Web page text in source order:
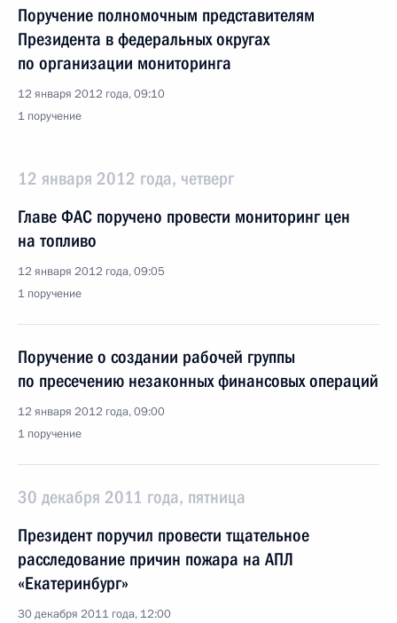
Поручение полномочным представителям
Президента в федеральных округах
по организации мониторинга
12 января 2012 года, 09:10
1 поручение
12 января 2012 года, четверг
Главе ФАС поручено провести мониторинг цен
на топливо
12 января 2012 года, 09:05
1 поручение
Поручение о создании рабочей группы
по пресечению незаконных финансовых операций
12 января 2012 года, 09:00
1 поручение
30 декабря 2011 года, пятница
Президент поручил провести тщательное
расследование причин пожара на АПЛ
«Екатеринбург»
30 декабря 2011 года, 12:00